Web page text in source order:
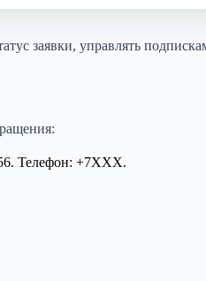
заявки, управлять
Телефон: +7XXX.